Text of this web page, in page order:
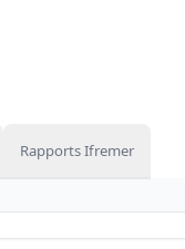
Rapports Ifremer